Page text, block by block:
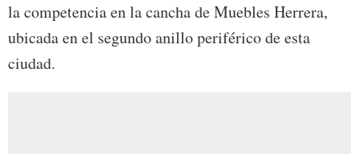
la competencia en la cancha de Muebles Herrera,
ubicada en el segundo anillo periférico de esta
ciudad.